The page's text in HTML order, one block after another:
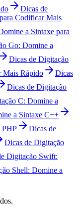
Dicas de
Codificar Mais
a Sintaxe para
Go: Domine a
Dicas de Digitação
Mais Rápido
Dicas
Dicas de Digitação
C: Domine a
a Sintaxe C++
PHP
Dicas de
Dicas de Digitação
Digitação Swift:
Shell: Domine a